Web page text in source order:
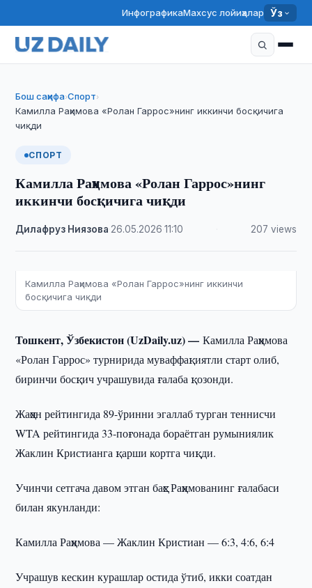
ИнфографикаМахсус лойиҳалар Ўз
Бош саҳифа›Спорт›
Камилла Раҳимова «Ролан Гаррос»нинг иккинчи босқичига
чиқди
СПОРТ
Камилла Раҳимова «Ролан Гаррос»нинг
иккинчи босқичига чиқди
Дилафруз Ниязова 26.05.2026 ·11:10 207 views
Камилла Раҳимова «Ролан Гаррос»нинг иккинчи
босқичига чиқди
Тошкент, Ўзбекистон (UzDaily.uz) —Камилла Раҳимова
«Ролан Гаррос» турнирида муваффақиятли старт олиб,
биринчи босқич учрашувида ғалаба қозонди.
Жаҳон рейтингида 89-ўринни эгаллаб турган теннисчи
WTA рейтингида 33-поғонада бораётган румыниялик
Жаклин Кристианга қарши кортга чиқди.
Учинчи сетгача давом этган баҳс Раҳимованинг ғалабаси
билан якунланди:
Камилла Раҳимова — Жаклин Кристиан — 6:3, 4:6, 6:4
Учрашув кескин курашлар остида ўтиб, икки соатдан